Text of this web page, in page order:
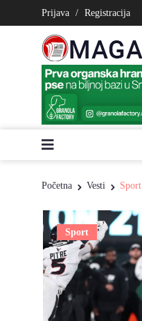
Prijava / Registracija
Početna Vesti Sport
Sport